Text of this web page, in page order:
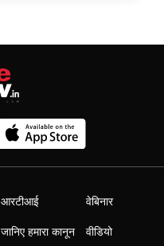
आरटीआई
जानिए हमारा कानून
वेबिनार
वीडियो